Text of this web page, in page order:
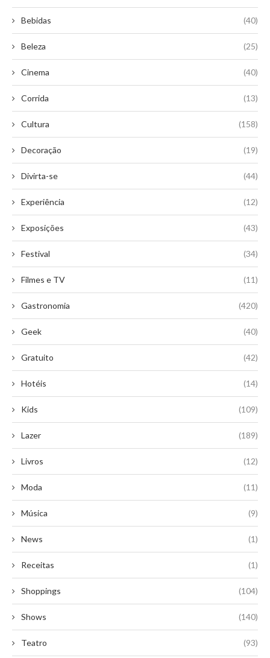
Bebidas (40)
Beleza (25)
Cinema (40)
Corrida (13)
Cultura (158)
Decoração (19)
Divirta-se (44)
Experiência (12)
Exposições (43)
Festival (34)
Filmes e TV (11)
Gastronomia (420)
Geek (40)
Gratuito (42)
Hotéis (14)
Kids (109)
Lazer (189)
Livros (12)
Moda (11)
Música (9)
News (1)
Receitas (1)
Shoppings (104)
Shows (140)
Teatro (93)